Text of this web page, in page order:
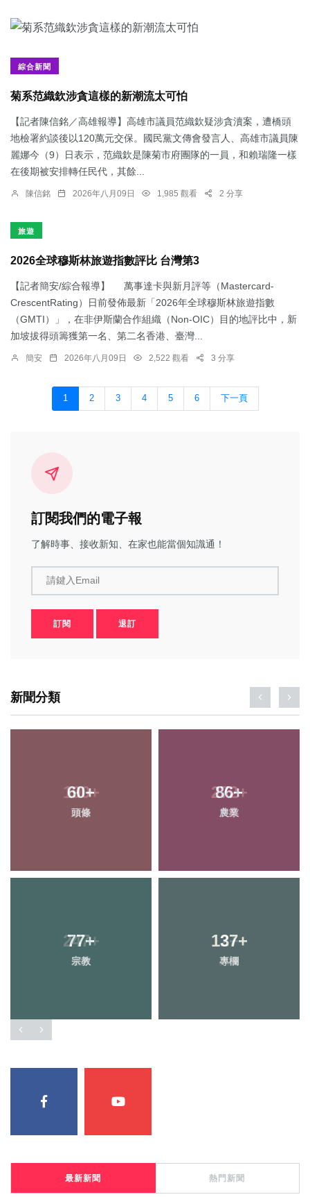
綜合新聞
菊系范織欽涉貪這樣的新潮流太可怕
【記者陳信銘／高雄報導】高雄市議員范織欽疑涉貪瀆案，遭橋頭
地檢署約談後以120萬元交保。國民黨文傳會發言人、高雄市議員陳
麗娜今（9）日表示，范織欽是陳菊市府團隊的一員，和賴瑞隆一樣
在後期被安排轉任民代，其餘...
陳信銘 2026年八月09日 1,985 觀看 2 分享
旅遊
2026全球穆斯林旅遊指數評比 台灣第3
【記者簡安/綜合報導】 萬事達卡與新月評等（Mastercard-
CrescentRating）日前發佈最新「2026年全球穆斯林旅遊指數
（GMTI）」，在非伊斯蘭合作組織（Non-OIC）目的地評比中，新
加坡拔得頭籌獲第一名、第二名香港、臺灣...
簡安 2026年八月09日 2,522 觀看 3 分享
1 2 3 4 5 6 下一頁
訂閱我們的電子報
了解時事、接收新知、在家也能當個知識通！
請鍵入Email
訂閱 退訂
新聞分類
60+
頭條
86+
農業
77+
宗教
137+
專欄
190+
旅遊
272+
文教
247+
健康
2+
大陸
最新新聞 熱門新聞